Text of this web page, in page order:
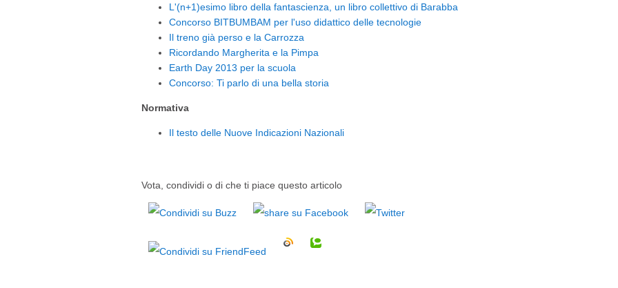
L'(n+1)esimo libro della fantascienza, un libro collettivo di Barabba
Concorso BITBUMBAM per l'uso didattico delle tecnologie
Il treno già perso e la Carrozza
Ricordando Margherita e la Pimpa
Earth Day 2013 per la scuola
Concorso: Ti parlo di una bella storia
Normativa
Il testo delle Nuove Indicazioni Nazionali
Vota, condividi o di che ti piace questo articolo